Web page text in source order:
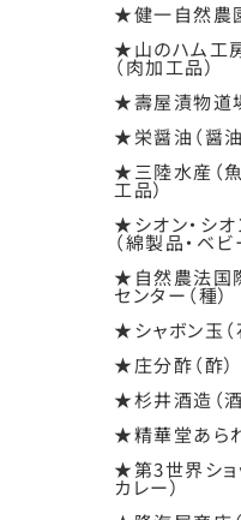
★健一自然農園
★山のハム工
（肉加工品）
★壽屋漬物道場
★栄醤油（醤油
★三陸水産（
工品）
★シオン・シオ
（綿製品・ベビ
★自然農法国
センター（種）
★シャボン玉（
★庄分酢（酢）
★杉井酒造（酒
★精華堂あられ
★第3世界ショ
カレー）